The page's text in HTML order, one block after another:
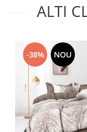
ALTI
-38% NOU